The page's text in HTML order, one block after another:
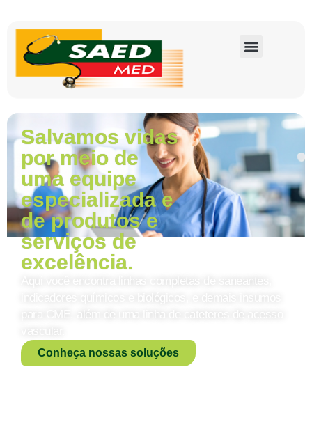
Salvamos vidas
por meio de
uma equipe
especializada e
de produtos e
serviços de
excelência.
Aqui você encontra linhas completas de saneantes,
indicadores químicos e biológicos, e demais insumos
para CME, além de uma linha de cateteres de acesso
Conheça nossas soluções